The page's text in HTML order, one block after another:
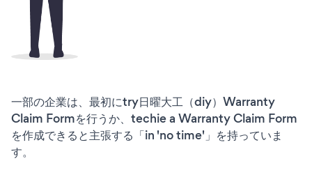
一部の企業は、最初にtry日曜大工（diy）Warranty
Claim Formを行うか、techie a Warranty Claim Form
を作成できると主張する「in 'no time'」を持っていま
す。